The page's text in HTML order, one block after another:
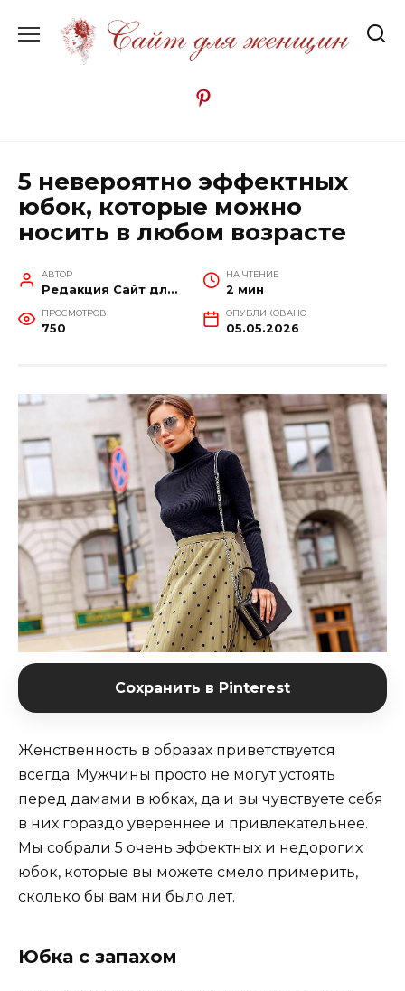
содержанию
5 невероятно эффектных
юбок, которые можно
носить в любом возрасте
АВТОР
Редакция Сайт для женщин
НА ЧТЕНИЕ
2 мин
ПРОСМОТРОВ
750
ОПУБЛИКОВАНО
05.05.2026
Сохранить в Pinterest
Женственность в образах приветствуется
всегда. Мужчины просто не могут устоять
перед дамами в юбках, да и вы чувствуете себя
в них гораздо увереннее и привлекательнее.
Мы собрали 5 очень эффектных и недорогих
юбок, которые вы можете смело примерить,
сколько бы вам ни было лет.
Юбка с запахом